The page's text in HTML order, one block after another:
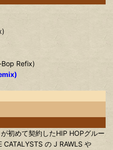
Refix)
初めて契約したHIP HOPグルー
の J RAWLS や